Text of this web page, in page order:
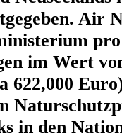
Air
im Wert
622,000
in den